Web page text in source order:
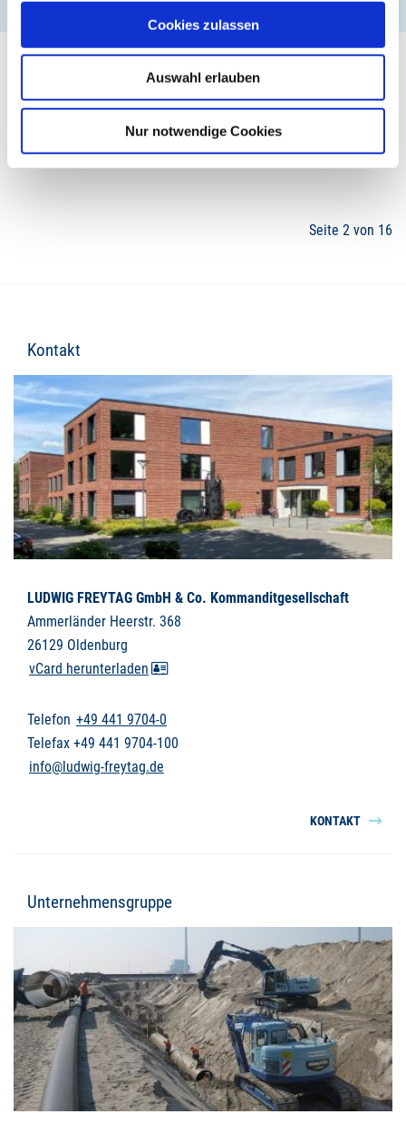
Cookies zulassen
Auswahl erlauben
Nur notwendige Cookies
3 4 5
Seite 2 von 16
Kontakt
LUDWIG FREYTAG GmbH & Co. Kommanditgesellschaft
Ammerländer Heerstr. 368
26129 Oldenburg
vCard herunterladen
Telefon +49 441 9704-0
Telefax +49 441 9704-100
info@ludwig-freytag.de
KONTAKT
Unternehmensgruppe